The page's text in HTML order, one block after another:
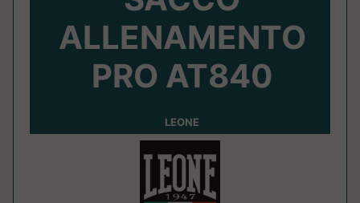
ALLENAMENTO
PRO AT840
LEONE